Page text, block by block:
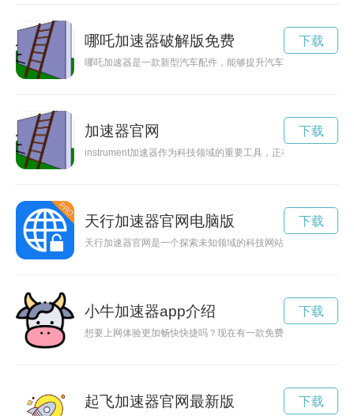
哪吒加速器破解版免费
哪吒加速器是一款新型汽车配件，能够提升汽车动力输出，让
下载
加速器官网
instrument加速器作为科技领域的重要工具，正在推动着人类
下载
天行加速器官网电脑版
天行加速器官网是一个探索未知领域的科技网站，提供最新的
下载
小牛加速器app介绍
想要上网体验更加畅快快捷吗？现在有一款免费30分钟加速器
下载
起飞加速器官网最新版 下载